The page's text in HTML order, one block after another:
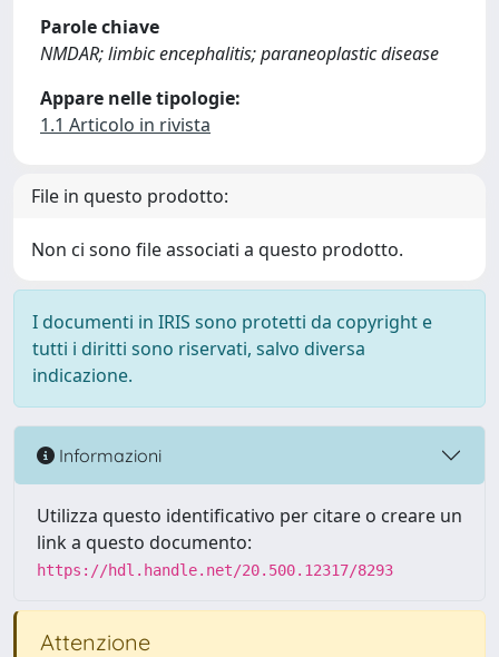
Parole chiave
NMDAR; limbic encephalitis; paraneoplastic disease
Appare nelle tipologie:
1.1 Articolo in rivista
File in questo prodotto:
Non ci sono file associati a questo prodotto.
I documenti in IRIS sono protetti da copyright e
tutti i diritti sono riservati, salvo diversa
indicazione.
Informazioni
Utilizza questo identificativo per citare o creare un
link a questo documento:
https://hdl.handle.net/20.500.12317/8293
Attenzione